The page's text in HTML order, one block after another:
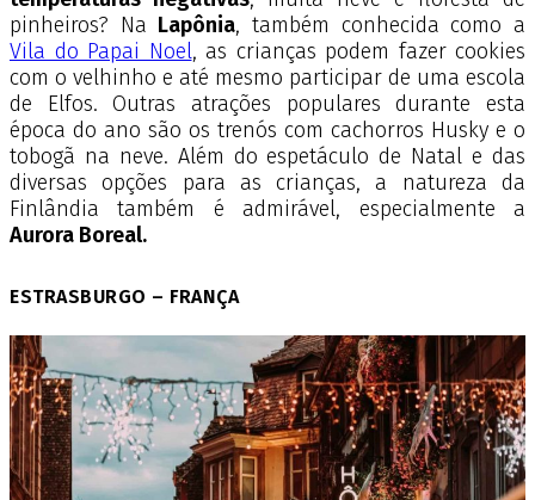
pinheiros? Na Lapônia, também conhecida como a
Vila do Papai Noel, as crianças podem fazer cookies
com o velhinho e até mesmo participar de uma escola
de Elfos. Outras atrações populares durante esta
época do ano são os trenós com cachorros Husky e o
tobogã na neve. Além do espetáculo de Natal e das
diversas opções para as crianças, a natureza da
Finlândia também é admirável, especialmente a
Aurora Boreal.
ESTRASBURGO – FRANÇA